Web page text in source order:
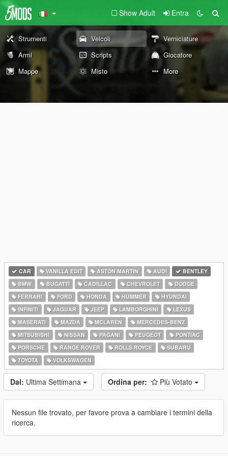
Show Adult Entra
Strumenti Veicoli
Verniciature
Armi
Scripts
Giocatore
Mappe
Misto More
CAR VANILLA EDIT ASTON MARTIN AUDI
BENTLEY
BMW
BUGATTI CADILLAC CHEVROLET
DODGE
FERRARI
FORD HONDA HUMMER
HYUNDAI
INFINITI
JAGUAR JEEP LAMBORGHINI
LEXUS
MASERATI
MAZDA MCLAREN
MERCEDES-BENZ
MITSUBISHI
NISSAN PAGANI PEUGEOT
PONTIAC
PORSCHE
RANGE ROVER ROLLS ROYCE
SUBARU
TOYOTA
VOLKSWAGEN
Dal: Ultima Settimana Ordina per: Più Votato
Nessun file trovato, per favore prova a cambiare i termini della
ricerca.